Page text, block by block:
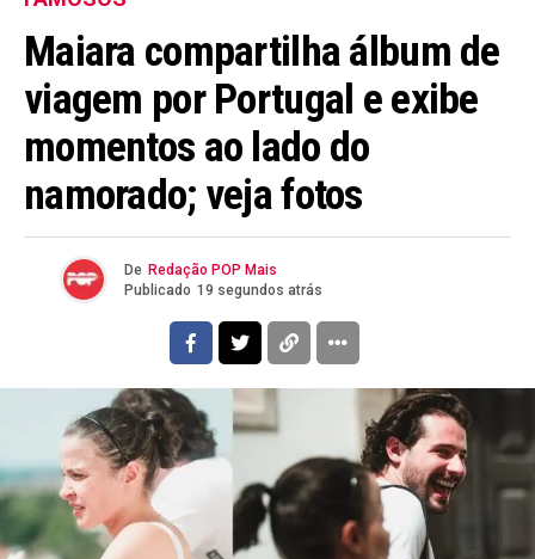
Maiara compartilha álbum de
viagem por Portugal e exibe
momentos ao lado do
namorado; veja fotos
De Redação POP Mais
Publicado 19 segundos atrás